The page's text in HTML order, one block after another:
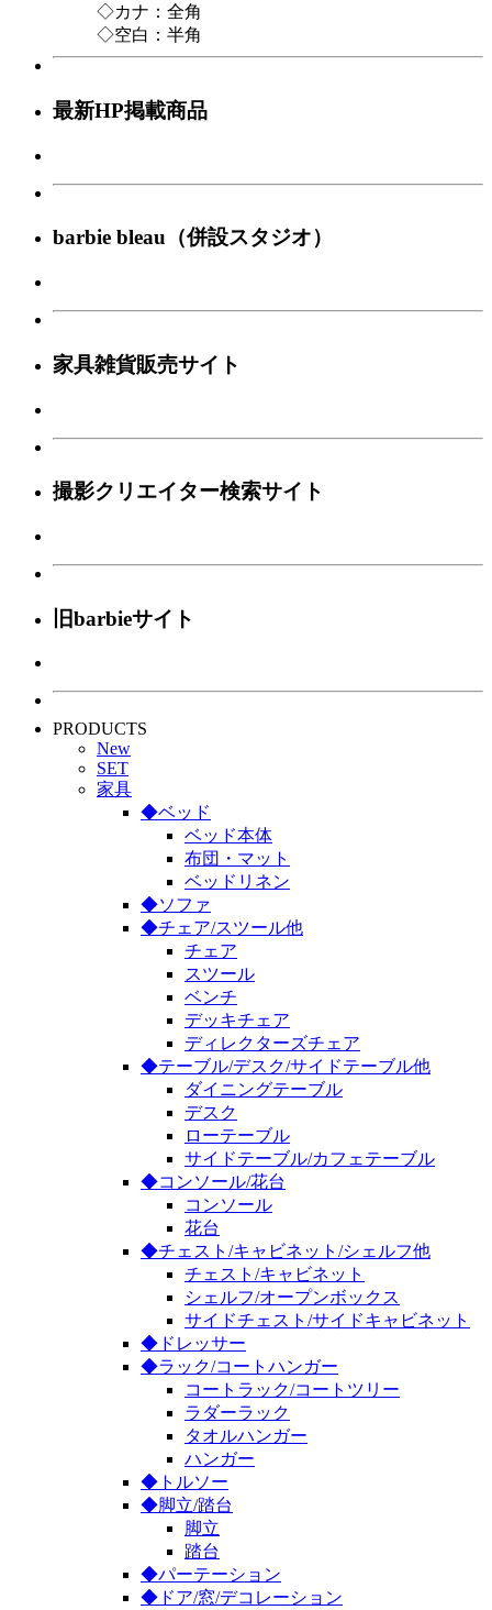
◇カナ：全角
◇空白：半角
最新HP掲載商品
barbie bleau（併設スタジオ）
家具雑貨販売サイト
撮影クリエイター検索サイト
旧barbieサイト
PRODUCTS
New
SET
家具
◆ベッド
ベッド本体
布団・マット
ベッドリネン
◆ソファ
◆チェア/スツール他
チェア
スツール
ベンチ
デッキチェア
ディレクターズチェア
◆テーブル/デスク/サイドテーブル他
ダイニングテーブル
デスク
ローテーブル
サイドテーブル/カフェテーブル
◆コンソール/花台
コンソール
花台
◆チェスト/キャビネット/シェルフ他
チェスト/キャビネット
シェルフ/オープンボックス
サイドチェスト/サイドキャビネット
◆ドレッサー
◆ラック/コートハンガー
コートラック/コートツリー
ラダーラック
タオルハンガー
ハンガー
◆トルソー
◆脚立/踏台
脚立
踏台
◆パーテーション
◆ドア/窓/デコレーション